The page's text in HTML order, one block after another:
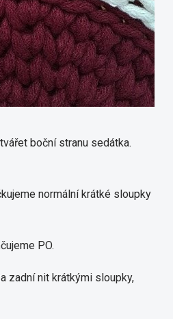
boční stranu sedátka.
normální krátké sloupky
PO.
zadní nit krátkými sloupky,